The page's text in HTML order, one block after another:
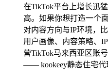
在TikTok平台上增长迅
高。如果你想打造一个
对内容方向与IP环境，
用户画像、内容策略、
营TikTok马来西亚区账
—— kookeey静态住宅